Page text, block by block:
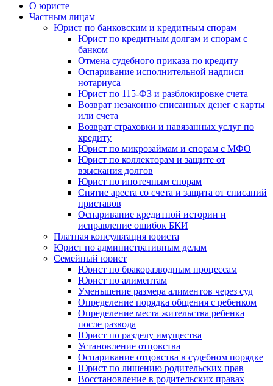
О юристе
Частным лицам
Юрист по банковским и кредитным спорам
Юрист по кредитным долгам и спорам с
банком
Отмена судебного приказа по кредиту
Оспаривание исполнительной надписи
нотариуса
Юрист по 115-ФЗ и разблокировке счета
Возврат незаконно списанных денег с карты
или счета
Возврат страховки и навязанных услуг по
кредиту
Юрист по микрозаймам и спорам с МФО
Юрист по коллекторам и защите от
взыскания долгов
Юрист по ипотечным спорам
Снятие ареста со счета и защита от списаний
приставов
Оспаривание кредитной истории и
исправление ошибок БКИ
Платная консультация юриста
Юрист по административным делам
Семейный юрист
Юрист по бракоразводным процессам
Юрист по алиментам
Уменьшение размера алиментов через суд
Определение порядка общения с ребенком
Определение места жительства ребенка
после развода
Юрист по разделу имущества
Установление отцовства
Оспаривание отцовства в судебном порядке
Юрист по лишению родительских прав
Восстановление в родительских правах